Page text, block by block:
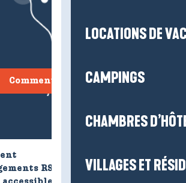
LOCATIONS DE
CAMPINGS
CHAMBRES
VILLAGES ET
Comment venir ?
RSE